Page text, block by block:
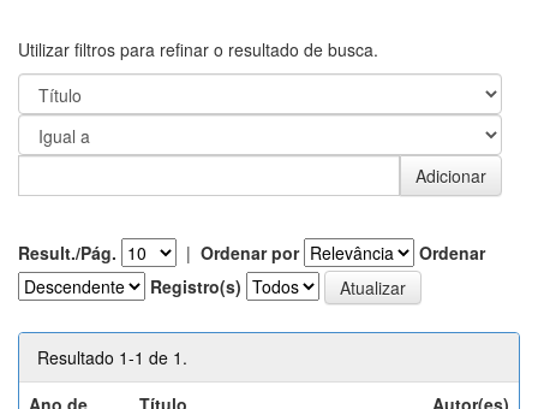
Utilizar filtros para refinar o resultado de busca.
Result./Pág. | Ordenar por
Ordenar
Registro(s)
Resultado 1-1 de 1.
Ano de
Título Autor(es)